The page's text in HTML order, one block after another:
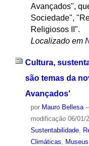
Avançados",
Sociedade",
Religiosos II".
Localizado em
Cultura,
são temas da
Avançados'
por Mauro Bellesa
modificação06/01/
Sustentabilidade,
Climáticas
Museus